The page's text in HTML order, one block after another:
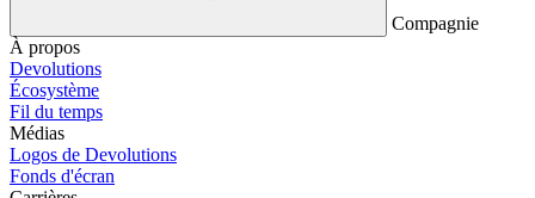
Compagnie
À propos
Devolutions
Écosystème
Fil du temps
Médias
Logos de Devolutions
Fonds d'écran